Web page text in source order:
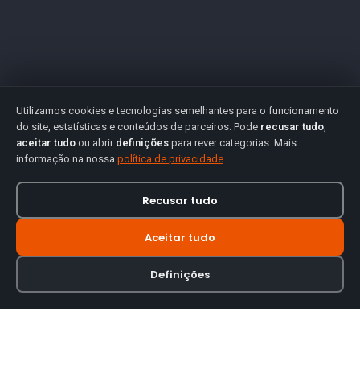
Utilizamos cookies e tecnologias semelhantes para o funcionamento
do site, estatísticas e conteúdos de parceiros. Pode recusar tudo,
aceitar tudo ou abrir definições para rever categorias. Mais
informação na nossa política de privacidade.
Recusar tudo
Aceitar tudo
Definições